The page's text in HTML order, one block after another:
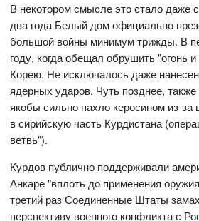
В некотором смысле это стало даже
два года Белый дом официально
большой войны минимум трижды. В
году, когда обещал обрушить "огонь
Корею. Не исключалось даже
ядерных ударов. Чуть позднее,
якобы сильно пахло керосином из-за
в сирийскую часть Курдистана
ветвь").
Курдов публично поддерживали
Анкаре "вплоть до применения
третий раз Соединенные Штаты
перспективу военного конфликта с